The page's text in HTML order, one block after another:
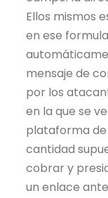
Ellos mismos
en ese
mensaje de
por los
en la que se
plataforma
cantidad
cobrar y
un enlace